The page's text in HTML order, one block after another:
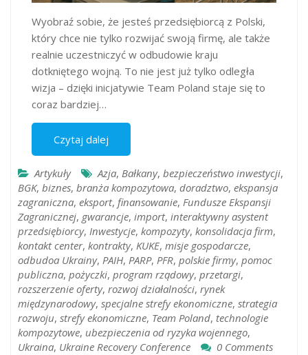
Wyobraź sobie, że jesteś przedsiębiorcą z Polski,
który chce nie tylko rozwijać swoją firmę, ale także
realnie uczestniczyć w odbudowie kraju
dotkniętego wojną. To nie jest już tylko odległa
wizja – dzięki inicjatywie Team Poland staje się to
coraz bardziej…
Czytaj dalej
Artykuły Azja, Bałkany, bezpieczeństwo inwestycji,
BGK, biznes, branża kompozytowa, doradztwo, ekspansja
zagraniczna, eksport, finansowanie, Fundusze Ekspansji
Zagranicznej, gwarancje, import, interaktywny asystent
przedsiębiorcy, Inwestycje, kompozyty, konsolidacja firm,
kontakt center, kontrakty, KUKE, misje gospodarcze,
odbudoa Ukrainy, PAIH, PARP, PFR, polskie firmy, pomoc
publiczna, pożyczki, program rządowy, przetargi,
rozszerzenie oferty, rozwoj działalności, rynek
międzynarodowy, specjalne strefy ekonomiczne, strategia
rozwoju, strefy ekonomiczne, Team Poland, technologie
kompozytowe, ubezpieczenia od ryzyka wojennego,
Ukraina, Ukraine Recovery Conference 0 Comments